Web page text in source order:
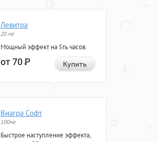
Левитра
20 мг
Мощный эффект на 5ть часов.
от 70Р Купить
Виагра Софт
100мг
Быстрое наступление эффекта,